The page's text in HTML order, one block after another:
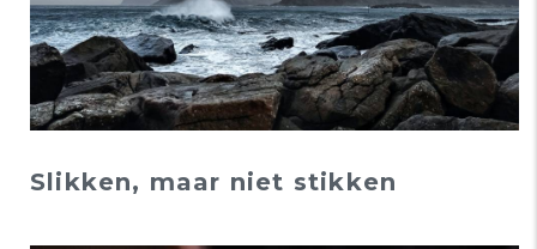
Slikken, maar niet stikken